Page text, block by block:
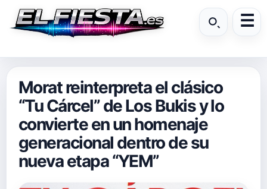
Morat reinterpreta el clásico
“Tu Cárcel” de Los Bukis y lo
convierte en un homenaje
generacional dentro de su
nueva etapa “YEM”